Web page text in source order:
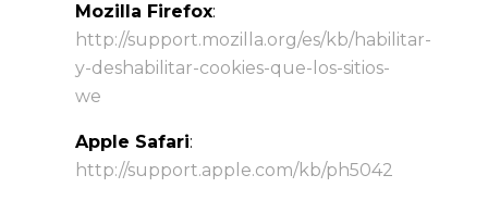
Mozilla Firefox:
http://support.mozilla.org/es/kb/habilitar-
y-deshabilitar-cookies-que-los-sitios-
we
Apple Safari:
http://support.apple.com/kb/ph5042